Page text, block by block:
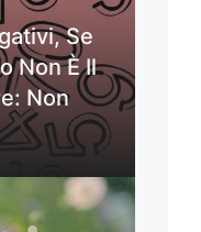
Se
Non È Il
Non